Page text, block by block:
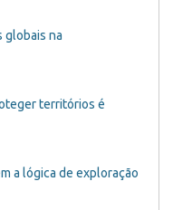
globais na
territórios é
a lógica de exploração